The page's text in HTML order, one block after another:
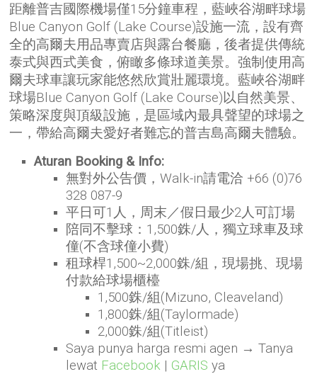
距離普吉國際機場僅15分鐘車程，藍峽谷湖畔球場
Blue Canyon Golf (Lake Course)設施一流，設有齊
全的高爾夫用品專賣店與露台餐廳，後者提供傳統
泰式與西式美食，俯瞰多條球道美景。強制使用高
爾夫球車讓玩家能悠然欣賞壯麗環境。藍峽谷湖畔
球場Blue Canyon Golf (Lake Course)以自然美景、
策略深度與頂級設施，是區域內最具聲望的球場之
一，帶給高爾夫愛好者難忘的普吉島高爾夫體驗。
Aturan Booking & Info:
無對外公告價，Walk-in請電洽 +66 (0)76
328 087-9
平日可1人，周末／假日最少2人可訂場
陪同不擊球：1,500銖/人，獨立球車及球
僮(不含球僮小費)
租球桿1,500~2,000銖/組，現場挑、現場
付款給球場櫃檯
1,500銖/組(Mizuno, Cleaveland)
1,800銖/組(Taylormade)
2,000銖/組(Titleist)
Saya punya harga resmi agen → Tanya
lewat Facebook | GARIS ya